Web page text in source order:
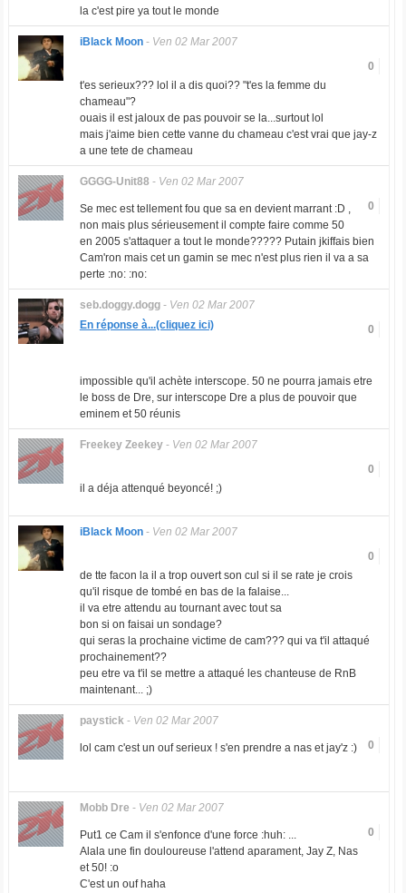
la c'est pire ya tout le monde
iBlack Moon - Ven 02 Mar 2007
0
t'es serieux??? lol il a dis quoi?? "t'es la femme du
chameau"?
ouais il est jaloux de pas pouvoir se la...surtout lol
mais j'aime bien cette vanne du chameau c'est vrai que jay-z
a une tete de chameau
GGGG-Unit88 - Ven 02 Mar 2007
0
Se mec est tellement fou que sa en devient marrant :D ,
non mais plus sérieusement il compte faire comme 50
en 2005 s'attaquer a tout le monde????? Putain jkiffais bien
Cam'ron mais cet un gamin se mec n'est plus rien il va a sa
perte :no: :no:
seb.doggy.dogg- Ven 02 Mar 2007
0
En réponse à...(cliquez ici)
impossible qu'il achète interscope. 50 ne pourra jamais etre
le boss de Dre, sur interscope Dre a plus de pouvoir que
eminem et 50 réunis
Freekey Zeekey- Ven 02 Mar 2007
0
il a déja attenqué beyoncé! ;)
iBlack Moon - Ven 02 Mar 2007
0
de tte facon la il a trop ouvert son cul si il se rate je crois
qu'il risque de tombé en bas de la falaise...
il va etre attendu au tournant avec tout sa
bon si on faisai un sondage?
qui seras la prochaine victime de cam??? qui va t'il attaqué
prochainement??
peu etre va t'il se mettre a attaqué les chanteuse de RnB
maintenant... ;)
paystick- Ven 02 Mar 2007
0
lol cam c'est un ouf serieux ! s'en prendre a nas et jay'z :)
Mobb Dre - Ven 02 Mar 2007
0
Put1 ce Cam il s'enfonce d'une force :huh: ...
Alala une fin douloureuse l'attend aparament, Jay Z, Nas
et 50! :o
C'est un ouf haha